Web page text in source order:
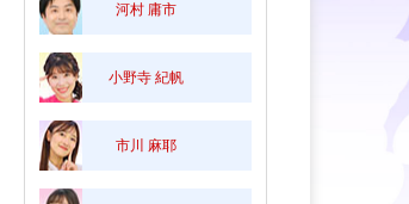
河村 庸市
小野寺 紀帆
市川 麻耶